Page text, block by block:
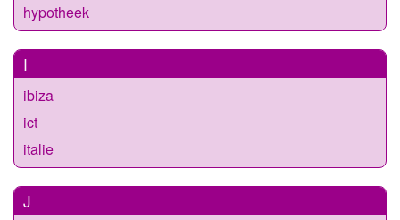
hypotheek
I
ibiza
ict
italie
J